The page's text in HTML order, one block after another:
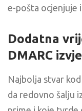
e-pošta ocjenjuje
Dodatna
DMARC
Najbolja stvar
da redovno šalju